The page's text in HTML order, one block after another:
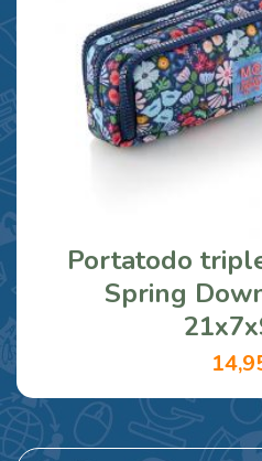
Portatodo
Spring